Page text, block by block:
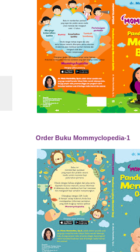
Order Buku Mommyclopedia-1